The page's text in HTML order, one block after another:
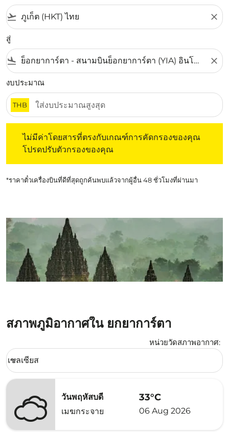
flight_takeoff close
สู่
flight_land close
งบประมาณ
THB
ไม่มีค่าโดยสารที่ตรงกับเกณฑ์การคัดกรองของคุณ
โปรดปรับตัวกรองของคุณ
*ราคาตั๋วเครื่องบินที่ดีที่สุดถูกค้นพบแล้วจากผู้อื่น 48 ชั่วโมงที่ผ่านมา
สภาพภูมิอากาศใน ยกยาการ์ตา
หน่วยวัดสภาพอากาศ:
Weather unit option เซลเซียส Selected
เซลเซียส
keyboard_arrow_down
วันพฤหัสบดี
เมฆกระจาย
33°C
06 Aug 2026